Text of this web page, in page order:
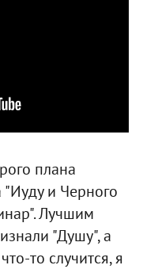
плана
"Иуду и Черного
Лучшим
"Душу", а
то случится, я